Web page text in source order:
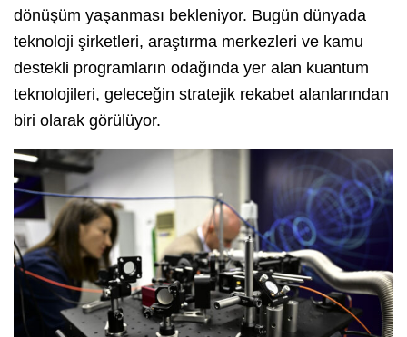
dönüşüm yaşanması bekleniyor. Bugün dünyada
teknoloji şirketleri, araştırma merkezleri ve kamu
destekli programların odağında yer alan kuantum
teknolojileri, geleceğin stratejik rekabet alanlarından
biri olarak görülüyor.